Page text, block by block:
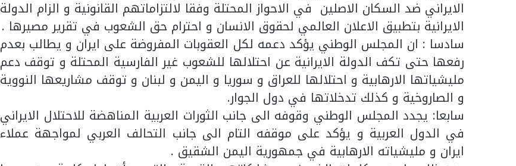
الايراني ضد السكان الاصلين في الاحواز المحتلة وفقا لالتزاماتهم القانونية و الزام الدولة
الايرانية بتطبيق الاعلان العالمي لحقوق الانسان و احترام حق الشعوب في تقرير مصيرها .
سادسا : ان المجلس الوطني يؤكد دعمه لكل العقوبات المفروضة على ايران و يطالب بعدم
رفعها حتى تكف الدولة الايرانية عن احتلالها للشعوب غير الفارسية المحتلة و توقف دعم
مليشياتها الارهابية و احتلالها للعراق و سوريا و اليمن و لبنان و توقف مشاريعها النووية
و الصاروخية و كذلك تدخلاتها في دول الجوار.
سابعا: يجدد المجلس الوطني وقوفه الى جانب الثورات العربية المناهضة للاحتلال الايراني
في الدول العربية و يؤكد على موقفه التام الى جانب التحالف العربي لمواجهة عملاء
ايران و مليشياته الارهابية في جمهورية اليمن الشقيق .